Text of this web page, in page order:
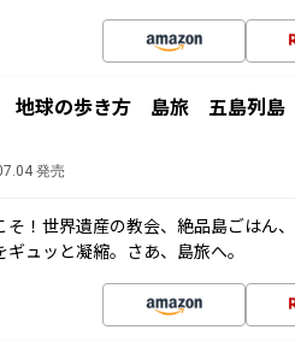
地球の歩き方 島旅 五島列
発売
そ！世界遺産の教会、絶品島ごはん
ギュッと凝縮。さあ、島旅へ。